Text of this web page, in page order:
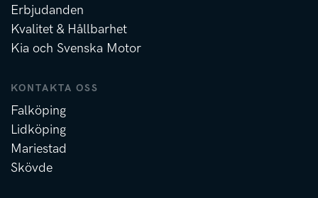
Erbjudanden
Kvalitet & Hållbarhet
Kia och Svenska Motor
KONTAKTA OSS
Falköping
Lidköping
Mariestad
Skövde